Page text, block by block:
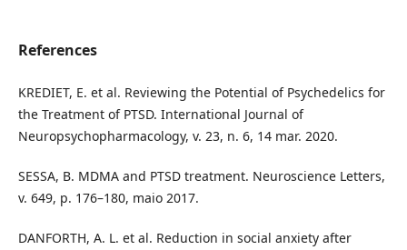
References
KREDIET, E. et al. Reviewing the Potential of Psychedelics for
the Treatment of PTSD. International Journal of
Neuropsychopharmacology, v. 23, n. 6, 14 mar. 2020.
SESSA, B. MDMA and PTSD treatment. Neuroscience Letters,
v. 649, p. 176–180, maio 2017.
DANFORTH, A. L. et al. Reduction in social anxiety after